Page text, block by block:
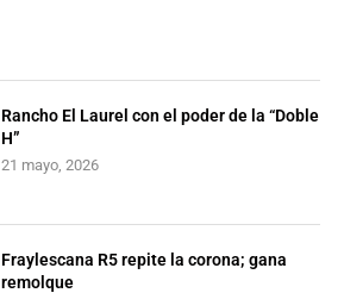
Rancho El Laurel con el poder de la “Doble
H”
21 mayo, 2026
Fraylescana R5 repite la corona; gana
remolque